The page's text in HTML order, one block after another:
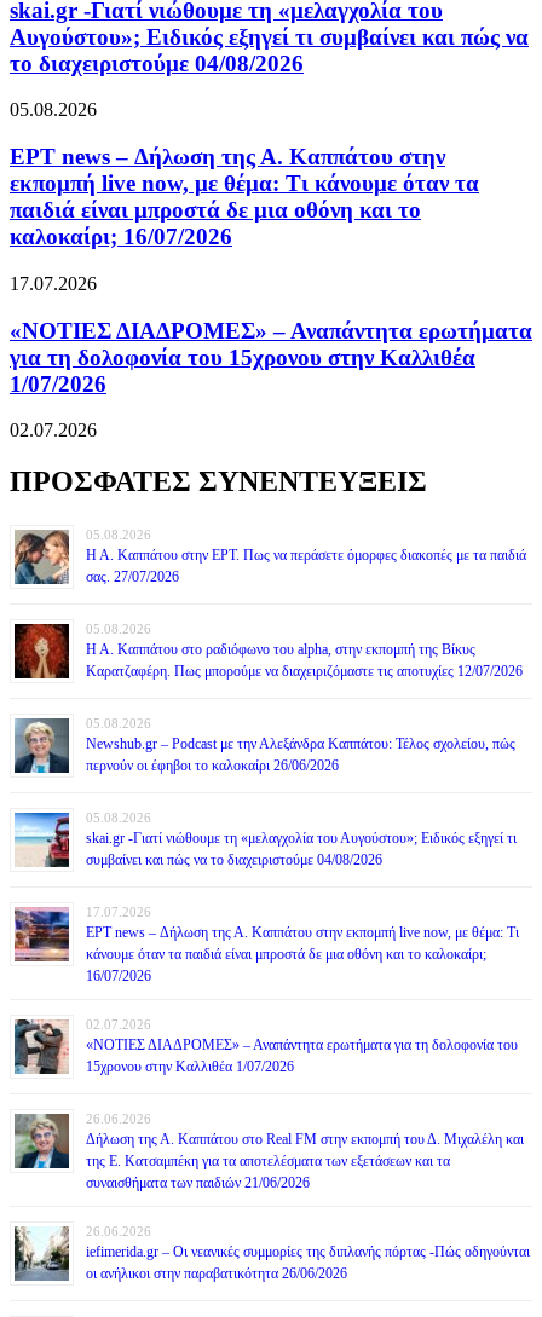
skai.gr -Γιατί νιώθουμε τη «μελαγχολία του
Αυγούστου»; Ειδικός εξηγεί τι συμβαίνει και πώς να
το διαχειριστούμε 04/08/2026
05.08.2026
ΕΡΤ news – Δήλωση της Α. Καππάτου στην
εκπομπή live now, με θέμα: Τι κάνουμε όταν τα
παιδιά είναι μπροστά δε μια οθόνη και το
καλοκαίρι; 16/07/2026
17.07.2026
«ΝΟΤΙΕΣ ΔΙΑΔΡΟΜΕΣ» – Αναπάντητα ερωτήματα
για τη δολοφονία του 15χρονου στην Καλλιθέα
1/07/2026
02.07.2026
ΠΡΟΣΦΑΤΕΣ ΣΥΝΕΝΤΕΥΞΕΙΣ
05.08.2026
Η Α. Καππάτου στην ΕΡΤ. Πως να περάσετε όμορφες διακοπές με τα παιδιά
σας. 27/07/2026
05.08.2026
Η Α. Καππάτου στο ραδιόφωνο του alpha, στην εκπομπή της Βίκυς
Καρατζαφέρη. Πως μπορούμε να διαχειριζόμαστε τις αποτυχίες 12/07/2026
05.08.2026
Newshub.gr – Podcast με την Αλεξάνδρα Καππάτου: Τέλος σχολείου, πώς
περνούν οι έφηβοι το καλοκαίρι 26/06/2026
05.08.2026
skai.gr -Γιατί νιώθουμε τη «μελαγχολία του Αυγούστου»; Ειδικός εξηγεί τι
συμβαίνει και πώς να το διαχειριστούμε 04/08/2026
17.07.2026
ΕΡΤ news – Δήλωση της Α. Καππάτου στην εκπομπή live now, με θέμα: Τι
κάνουμε όταν τα παιδιά είναι μπροστά δε μια οθόνη και το καλοκαίρι;
16/07/2026
02.07.2026
«ΝΟΤΙΕΣ ΔΙΑΔΡΟΜΕΣ» – Αναπάντητα ερωτήματα για τη δολοφονία του
15χρονου στην Καλλιθέα 1/07/2026
26.06.2026
Δήλωση της Α. Καππάτου στο Real FM στην εκπομπή του Δ. Μιχαλέλη και
της Ε. Κατσαμπέκη για τα αποτελέσματα των εξετάσεων και τα
συναισθήματα των παιδιών 21/06/2026
26.06.2026
iefimerida.gr – Οι νεανικές συμμορίες της διπλανής πόρτας -Πώς οδηγούνται
οι ανήλικοι στην παραβατικότητα 26/06/2026